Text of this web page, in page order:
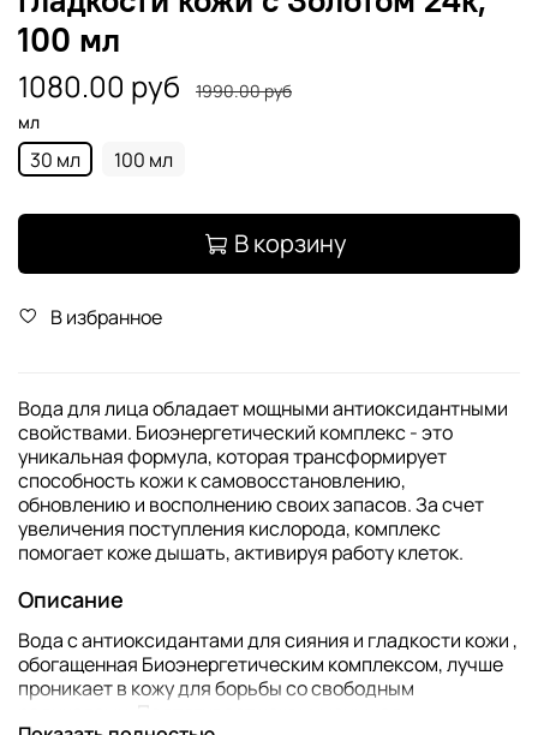
100 мл
1080.00 руб
1990.00 руб
мл
30 мл 100 мл
В корзину
В избранное
Вода для лица обладает мощными антиоксидантными
свойствами. Биоэнергетический комплекс - это
уникальная формула, которая трансформирует
способность кожи к самовосстановлению,
обновлению и восполнению своих запасов. За счет
увеличения поступления кислорода, комплекс
помогает коже дышать, активируя работу клеток.
Описание
Вода с антиоксидантами для сияния и гладкости кожи ,
обогащенная Биоэнергетическим комплексом, лучше
проникает в кожу для борьбы со свободным
радикалами. Подтягивает кожу, уменьшая